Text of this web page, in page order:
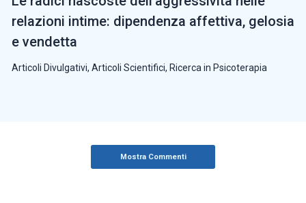
relazioni intime: dipendenza affettiva, gelosia
e vendetta
Articoli Divulgativi, Articoli Scientifici, Ricerca in Psicoterapia
Mostra Commenti